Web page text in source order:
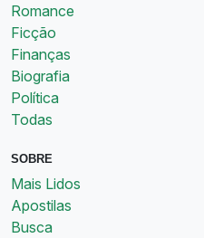
Romance
Ficção
Finanças
Biografia
Política
Todas
SOBRE
Mais Lidos
Apostilas
Busca